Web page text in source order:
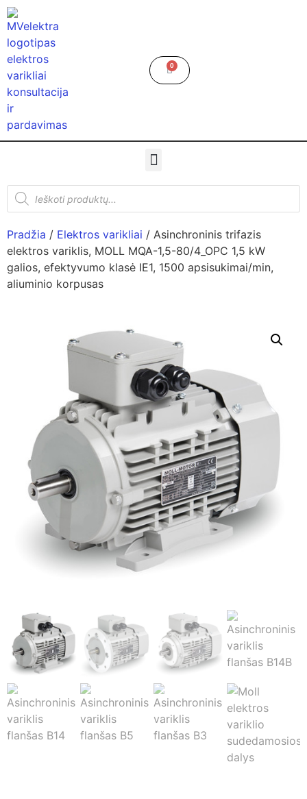
0
Pradžia / Elektros varikliai / Asinchroninis trifazis
elektros variklis, MOLL MQA-1,5-80/4_OPC 1,5 kW
galios, efektyvumo klasė IE1, 1500 apsisukimai/min,
aliuminio korpusas